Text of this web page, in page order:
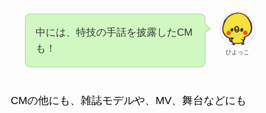
ひよっこ
中には、特技の手話を披露したCM
も！
CMの他にも、雑誌モデルや、MV、舞台などにも